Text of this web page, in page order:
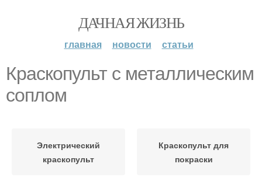
ДАЧНАЯ ЖИЗНЬ
главная новости статьи
Краскопульт с металлическим
соплом
Электрический
краскопульт
Краскопульт для
покраски